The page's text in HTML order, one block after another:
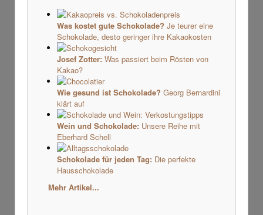
Was kostet gute Schokolade? Je teurer eine
Schokolade, desto geringer ihre Kakaokosten
Josef Zotter:Was passiert beim Rösten von
Kakao?
Wie gesund ist Schokolade? Georg Bernardini
klärt auf
Wein und Schokolade:Unsere Reihe mit
Eberhard Schell
Schokolade für jeden Tag:Die perfekte
Hausschokolade
Mehr Artikel...